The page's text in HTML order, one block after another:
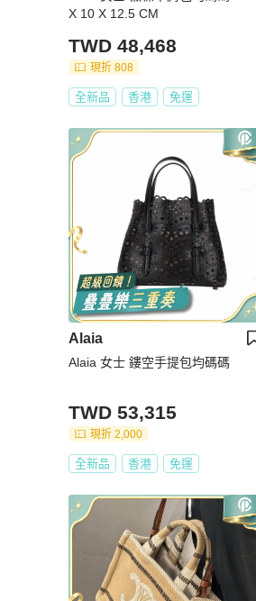
X 10 X 12.5 CM
TWD 48,468
現折 808
全新品 香港 免運
Alaia
Alaia 女士 鏤空手提包均碼碼
TWD 53,315
現折 2,000
全新品 香港 免運